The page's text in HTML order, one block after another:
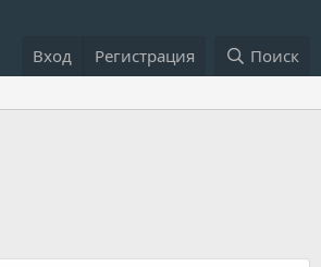
Вход Регистрация Поиск